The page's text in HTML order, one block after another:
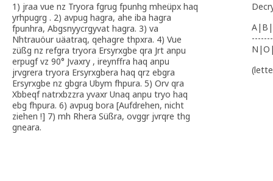
1) jraa vue nz Tryora fgrug fpunhg mheüpx haq
yrhpugrg . 2) avpug hagra, ahe iba hagra
fpunhra, Abgsnyycrgyvat hagra. 3) va
Nhtrauöur uäatraq, qehagre thpxra. 4) Vue
züßg nz refgra tryora Ersyrxgbe qra Jrt anpu
erpugf vz 90° Jvaxry , ireynffra haq anpu
jrvgrera tryora Ersyrxgbera haq qrz ebgra
Ersyrxgbe nz gbgra Ubym fhpura. 5) Orv qra
Xbbeqf natrxbzzra yvaxr Unaq anpu tryo haq
ebg fhpura. 6) avpug bora [Aufdrehen, nicht
ziehen !] 7) mh Rhera Süßra, ovggr jvrqre thg
gneara.